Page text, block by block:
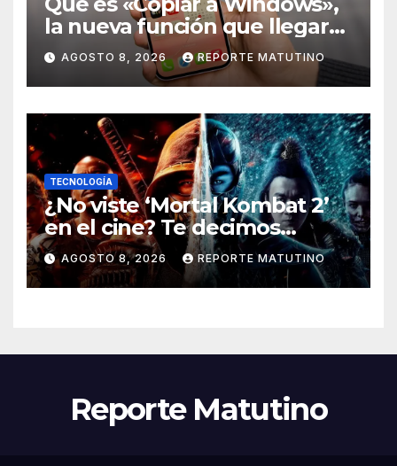
la nueva función que llegará
al iPhone solo para Europa
AGOSTO 8, 2026 REPORTE MATUTINO
TECNOLOGÍA
¿No viste ‘Mortal Kombat 2’
en el cine? Te decimos
dónde verla en streaming
ahora mismo y te damos tres
razones para hacerlo
AGOSTO 8, 2026 REPORTE MATUTINO
Reporte Matutino